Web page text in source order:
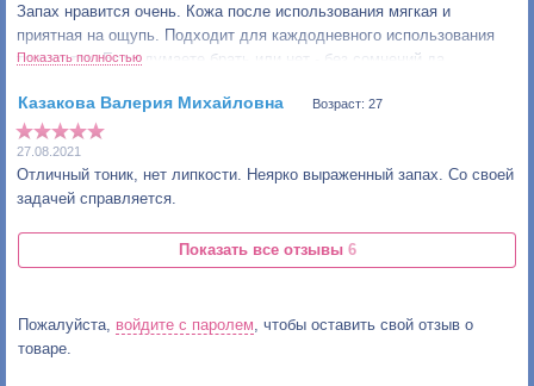
Запах нравится очень. Кожа после использования мягкая и
приятная на ощупь. Подходит для каждодневного использования
только так. Если думаете брать или нет - без сомнений да.
Показать полностью
Возраст: 27
27.08.2021
Отличный тоник, нет липкости. Неярко выраженный запах. Со своей
задачей справляется.
Показать все отзывы 6
Пожалуйста, войдите с паролем , чтобы оставить свой отзыв о
товаре.